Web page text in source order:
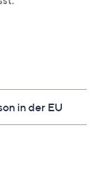
in der EU